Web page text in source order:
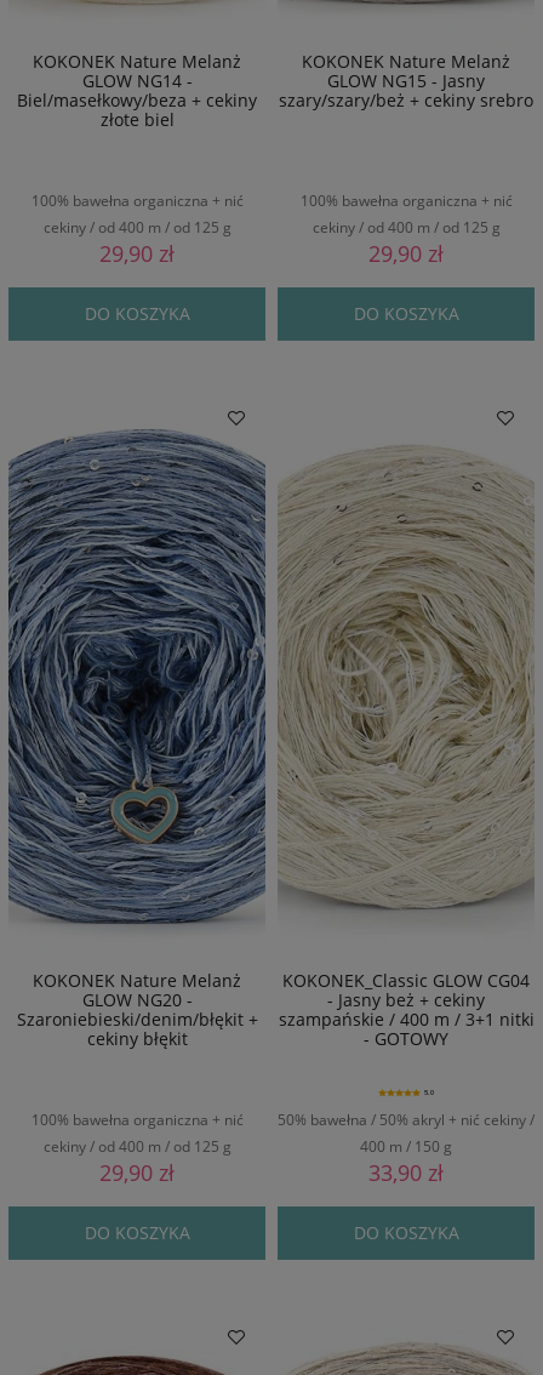
KOKONEK Nature Melanż
GLOW NG14 -
Biel/masełkowy/beza + cekiny
złote biel
100% bawełna organiczna + nić
cekiny / od 400 m / od 125 g
29,90 zł
DO KOSZYKA
KOKONEK Nature Melanż
GLOW NG15 - Jasny
szary/szary/beż + cekiny srebro
100% bawełna organiczna + nić
cekiny / od 400 m / od 125 g
29,90 zł
DO KOSZYKA
KOKONEK Nature Melanż
GLOW NG20 -
Szaroniebieski/denim/błękit +
cekiny błękit
100% bawełna organiczna + nić
cekiny / od 400 m / od 125 g
29,90 zł
DO KOSZYKA
KOKONEK_Classic GLOW CG04
- Jasny beż + cekiny
szampańskie / 400 m / 3+1 nitki
- GOTOWY
50% bawełna / 50% akryl + nić cekiny /
400 m / 150 g
5.0
33,90 zł
DO KOSZYKA